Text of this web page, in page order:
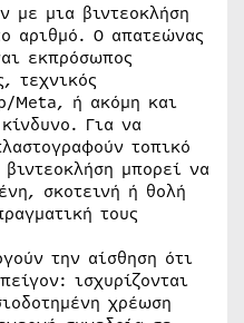
με μια βιντεοκλήση
αριθμό. Ο απατεώνας
εκπρόσωπος
τεχνικός
Meta, ή ακόμη και
Για να
τοπικό
μπορεί να
σκοτεινή ή θολή
τους
την αίσθηση ότι
ισχυρίζονται
χρέωση